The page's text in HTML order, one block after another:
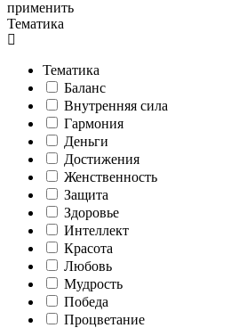
применить
Тематика
Тематика
Баланс
Внутренняя сила
Гармония
Деньги
Достижения
Женственность
Защита
Здоровье
Интеллект
Красота
Любовь
Мудрость
Победа
Процветание